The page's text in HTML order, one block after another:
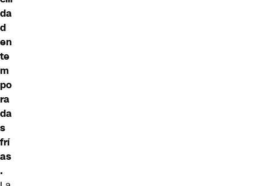
da
d
en
te
m
po
ra
da
s
frí
as
.